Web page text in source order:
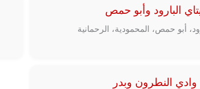
البارود وأبو حمص
أبو حمص، المحمودية، الرحمانية
وادي النطرون وبدر